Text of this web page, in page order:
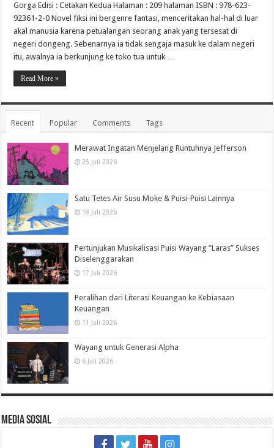
Gorga Edisi : Cetakan Kedua Halaman : 209 halaman ISBN : 978-623-
92361-2-0 Novel fiksi ini bergenre fantasi, menceritakan hal-hal di luar
akal manusia karena petualangan seorang anak yang tersesat di
negeri dongeng. Sebenarnya ia tidak sengaja masuk ke dalam negeri
itu, awalnya ia berkunjung ke toko tua untuk …
Read More »
Recent Popular Comments Tags
Merawat Ingatan Menjelang Runtuhnya Jefferson
25 Juli 2026
Satu Tetes Air Susu Moke & Puisi-Puisi Lainnya
18 Juli 2026
Pertunjukan Musikalisasi Puisi Wayang “Laras” Sukses
Diselenggarakan
17 Juli 2026
Peralihan dari Literasi Keuangan ke Kebiasaan
Keuangan
11 Juli 2026
Wayang untuk Generasi Alpha
6 Juli 2026
Media Sosial